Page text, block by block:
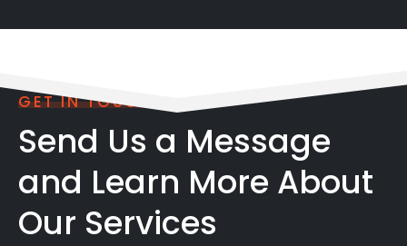
GET IN TOUCH
Send Us a Message
and Learn More About
Our Services